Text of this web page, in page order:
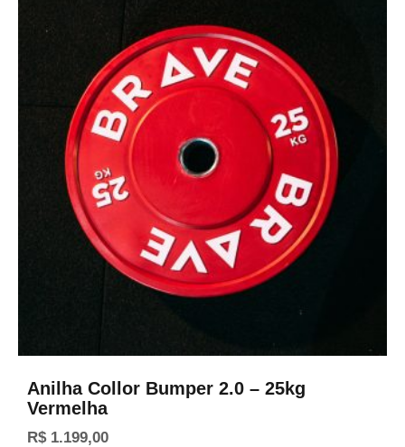
Anilha Collor Bumper 2.0 – 25kg
Vermelha
R$1.199,00